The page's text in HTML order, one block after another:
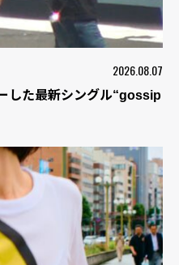
2026.08.07
した最新シングル“gossip